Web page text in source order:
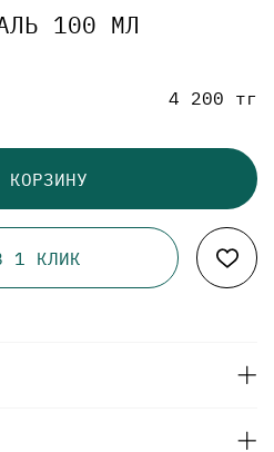
100 МЛ
4 200 тг
КОРЗИНУ
1 КЛИК